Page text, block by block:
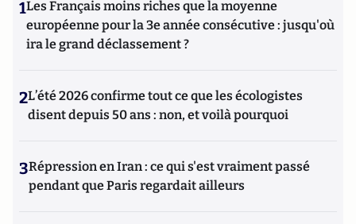
1Les Français moins riches que la moyenne
européenne pour la 3e année consécutive : jusqu'où
ira le grand déclassement ?
2L’été 2026 confirme tout ce que les écologistes
disent depuis 50 ans : non, et voilà pourquoi
3Répression en Iran : ce qui s'est vraiment passé
pendant que Paris regardait ailleurs